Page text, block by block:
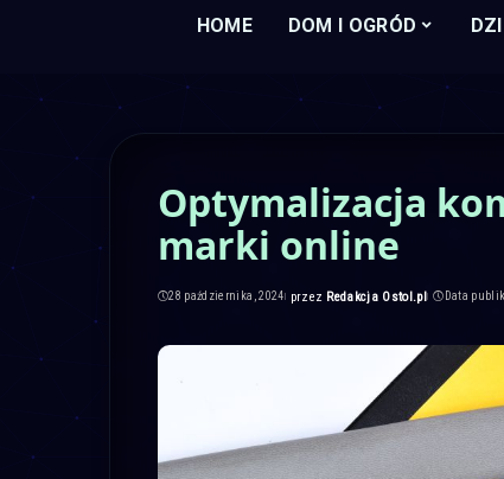
HOME DOM I OGRÓD
Optymalizacja
marki online
28 października, 2024Posted
przez Redakcja Ostol.pl Data